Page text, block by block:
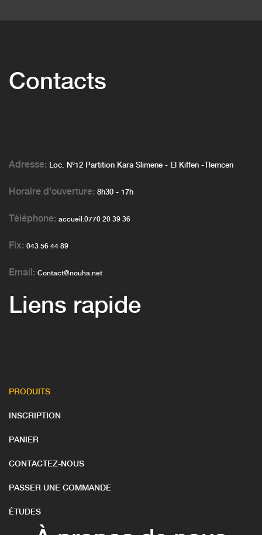
Contacts
Adresse: Loc. N°12 Partition Kara Slimene - El Kiffen -Tlemcen
Horaire d'ouverture: 8h30 - 17h
Téléphone: accueil.0770 20 39 36
Fix: 043 56 44 89
Email: Contact@nouha.net
Liens rapide
PRODUITS
INSCRIPTION
PANIER
CONTACTEZ-NOUS
PASSER UNE COMMANDE
ÉTUDES